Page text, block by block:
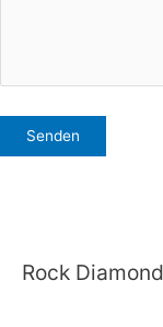
Bitte lasse dieses Feld
Rock